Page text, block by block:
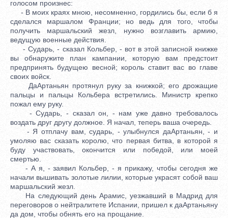
голосом произнес:
- В моих краях мною, несомненно, гордились бы, если б я
сделался маршалом Франции; но ведь для того, чтобы
получить маршальский жезл, нужно возглавить армию,
ведущую военные действия.
- Сударь, - сказал Кольбер, - вот в этой записной книжке
вы обнаружите план кампании, которую вам предстоит
предпринять будущею весной; король ставит вас во главе
своих войск.
ДаАртаньян протянул руку за книжкой; его дрожащие
пальцы и пальцы Кольбера встретились. Министр крепко
пожал ему руку.
- Сударь, - сказал он, - нам уже давно требовалось
воздать друг другу должное. Я начал, теперь ваша очередь.
- Я отплачу вам, сударь, - улыбнулся даАртаньян, - и
умоляю вас сказать королю, что первая битва, в которой я
буду участвовать, окончится или победой, или моей
смертью.
- А я, - заявил Кольбер, - я прикажу, чтобы сегодня же
начали вышивать золотые лилии, которые украсят собой ваш
маршальский жезл.
На следующий день Арамис, уезжавший в Мадрид для
переговоров о нейтралитете Испании, пришел к даАртаньяну
да дом, чтобы обнять его на прощание.